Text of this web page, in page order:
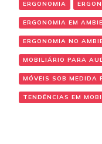
ERGONOMIA
ERGONOMIA EM
ERGONOMIA NO
MOBILIÁRIO PARA
MÓVEIS SOB MEDIDA
TENDÊNCIAS EM